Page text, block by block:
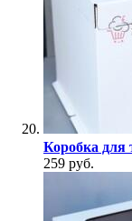
Коробка для
259 руб.